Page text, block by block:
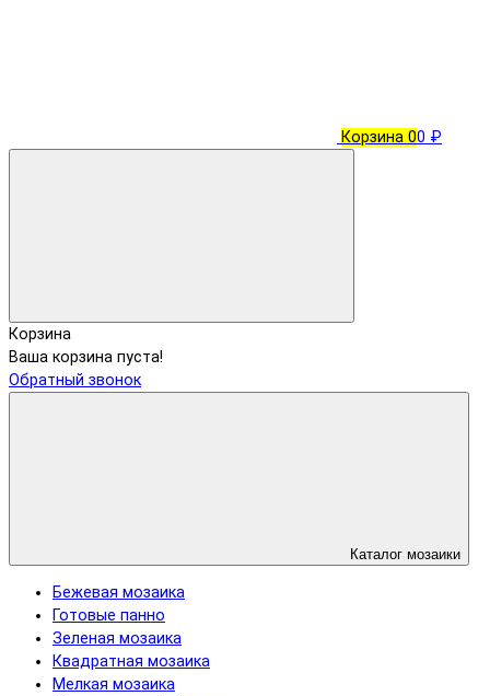
Корзина 00 ₽
Корзина
Ваша корзина пуста!
Обратный звонок
Каталог мозаики
Бежевая мозаика
Готовые панно
Зеленая мозаика
Квадратная мозаика
Мелкая мозаика